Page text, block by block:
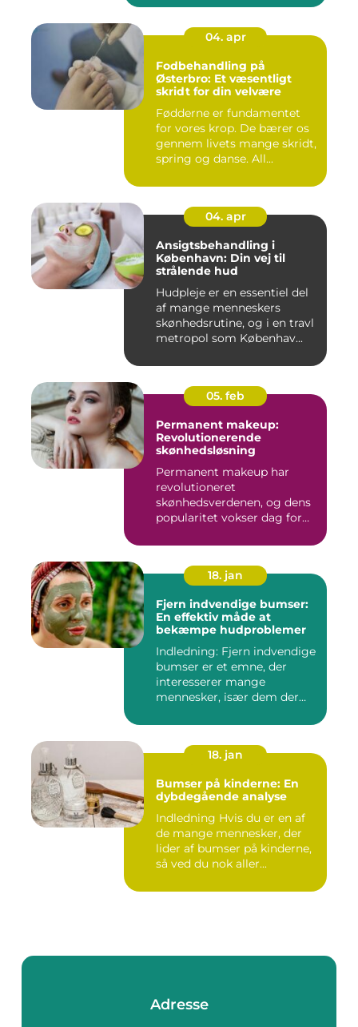
04. apr
Fodbehandling på
Østerbro: Et væsentligt
skridt for din velvære
Fødderne er fundamentet
for vores krop. De bærer os
gennem livets mange skridt,
spring og danse. All...
04. apr
Ansigtsbehandling i
København: Din vej til
strålende hud
Hudpleje er en essentiel del
af mange menneskers
skønhedsrutine, og i en travl
metropol som Københav...
05. feb
Permanent makeup:
Revolutionerende
skønhedsløsning
Permanent makeup har
revolutioneret
skønhedsverdenen, og dens
popularitet vokser dag for
18. jan
Fjern indvendige bumser:
En effektiv måde at
bekæmpe hudproblemer
Indledning: Fjern indvendige
bumser er et emne, der
interesserer mange
mennesker, især dem der
18. jan
Bumser på kinderne: En
dybdegående analyse
Indledning Hvis du er en af
de mange mennesker, der
lider af bumser på kinderne,
så ved du nok aller...
Adresse